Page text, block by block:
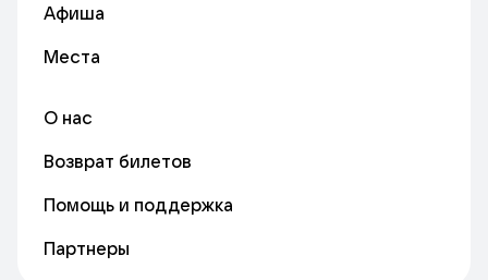
Афиша
Места
О нас
Возврат билетов
Помощь и поддержка
Партнеры